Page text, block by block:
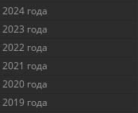
2024 года
2023 года
2022 года
2021 года
2020 года
2019 года